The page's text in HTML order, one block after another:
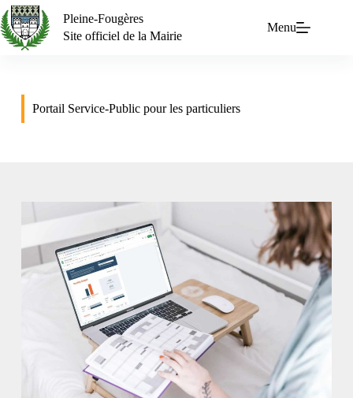
Pleine-Fougères
Site officiel de la Mairie
Menu
Portail Service-Public pour les particuliers